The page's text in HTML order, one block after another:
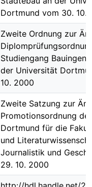
Dortmund vom 30. 10.
Zweite Ordnung zur
Studiengang
der Universität
10. 2000
Zweite Satzung zur
Promotionsordnung
Dortmund für die
und
Journalistik und
29. 10. 2000